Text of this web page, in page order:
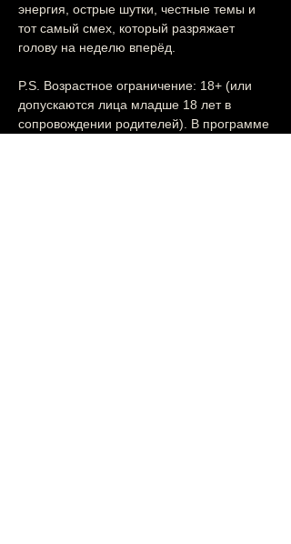
энергия, острые шутки, честные темы и
тот самый смех, который разряжает
голову на неделю вперёд.
P.S. Возрастное ограничение: 18+ (или
допускаются лица младше 18 лет в
сопровождении родителей). В программе